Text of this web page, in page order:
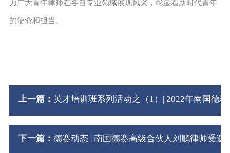
力广大青年律师在各自专业领域展现风采，彰显着新时代青年
的使命和担当。
上一篇： 英才培训班系列活动之（1）| 2022年南国德
下一篇： 德赛动态 | 南国德赛高级合伙人刘鹏律师受